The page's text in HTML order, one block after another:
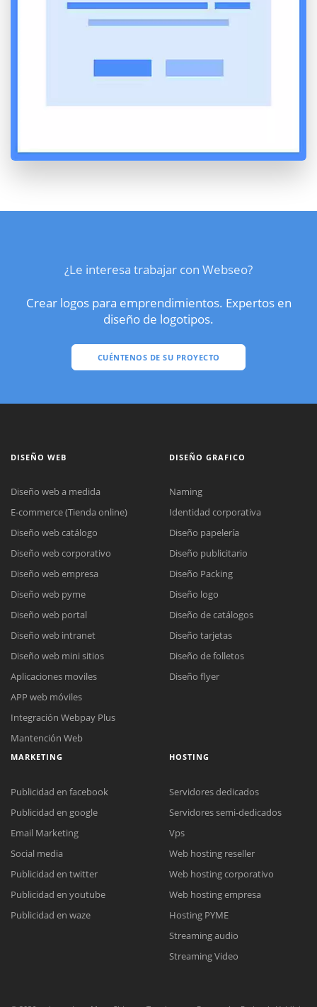
¿Le interesa trabajar con Webseo?
Crear logos para emprendimientos. Expertos en
diseño de logotipos.
CUÉNTENOS DE SU PROYECTO
Reunión online
Nuestros ejecutivos le enviarán un correo electrónico con el enlace a
Cotización
Complete el formulario y nos contactaremos a la brevedad.
Chat Online
Todos nuestros ejecutivos están fuera de línea. Complete el formulario
para enviarnos un correo electrónico con sus datos personales.
DISEÑO WEB
Diseño web a medida
E-commerce (Tienda online)
Diseño web catálogo
Diseño web corporativo
Diseño web empresa
Diseño web pyme
Diseño web portal
Diseño web intranet
Diseño web mini sitios
Aplicaciones moviles
APP web móviles
Integración Webpay Plus
Mantención Web
DISEÑO GRAFICO
Naming
Identidad corporativa
Diseño papelería
Diseño publicitario
Diseño Packing
Diseño logo
Diseño de catálogos
Diseño tarjetas
Diseño de folletos
Diseño flyer
MARKETING
Publicidad en facebook
Publicidad en google
Email Marketing
Social media
Publicidad en twitter
Publicidad en youtube
Publicidad en waze
HOSTING
Servidores dedicados
Servidores semi-dedicados
Vps
Web hosting reseller
Web hosting corporativo
Web hosting empresa
Hosting PYME
Streaming audio
Streaming Video